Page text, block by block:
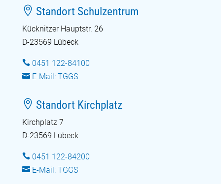
 Standort Schulzentrum
Kücknitzer Hauptstr. 26
D-23569 Lübeck
 0451 122-84100
 E-Mail: TGGS
 Standort Kirchplatz
Kirchplatz 7
D-23569 Lübeck
 0451 122-84200
 E-Mail: TGGS